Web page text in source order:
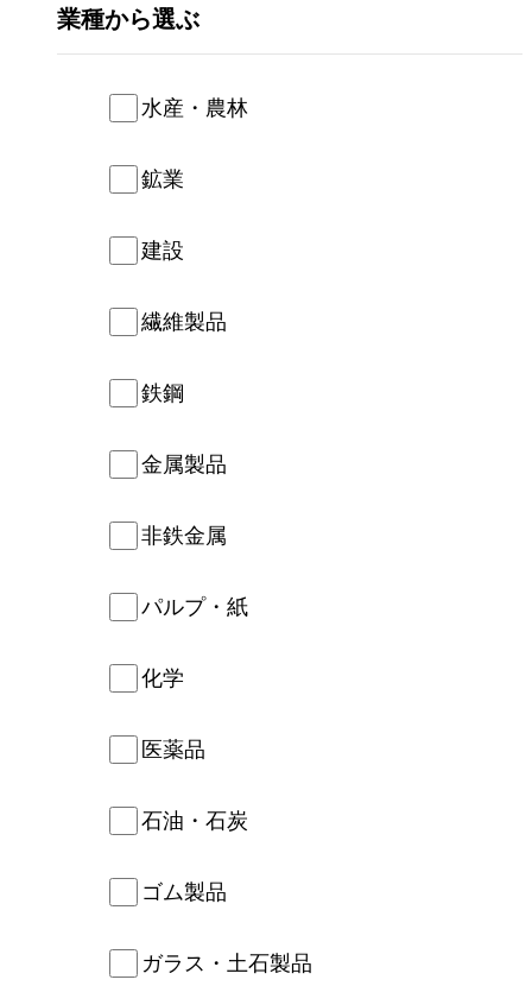
業種
水産・農林
鉱業
建設
繊維製品
鉄鋼
金属製品
非鉄金属
パルプ・紙
化学
医薬品
石油・石炭
ゴム製品
ガラス・土石製品